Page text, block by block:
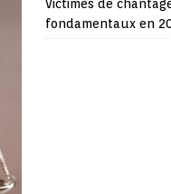
Victimes de
fondamentaux en